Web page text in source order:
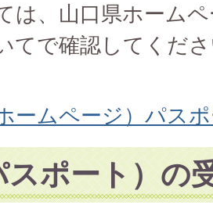
は、山口県ホーム
てで確認してくだ
ームページ）パス
スポート）の